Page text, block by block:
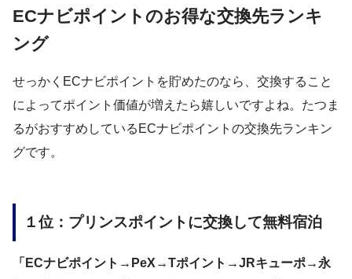
ECナビポイントのお得な交換先ランキ
ング
せっかくECナビポイントを貯めたのなら、交換すること
によってポイント価値が増えたら嬉しいですよね。たつま
るがおすすめしているECナビポイントの交換先ランキン
グです。
１位：プリンスポイントに交換して無料宿泊
「ECナビポイント→PeX→Tポイント→JRキューポ→永